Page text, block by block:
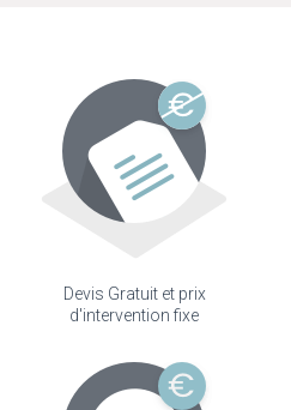
Devis Gratuit et prix
d'intervention fixe